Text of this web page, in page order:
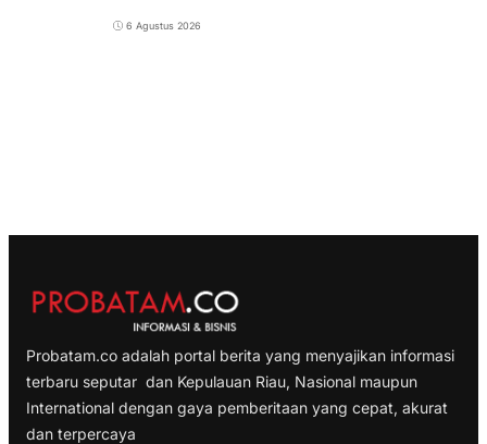
6 Agustus 2026
Probatam.co adalah portal berita yang menyajikan informasi
terbaru seputar dan Kepulauan Riau, Nasional maupun
International dengan gaya pemberitaan yang cepat, akurat
dan terpercaya